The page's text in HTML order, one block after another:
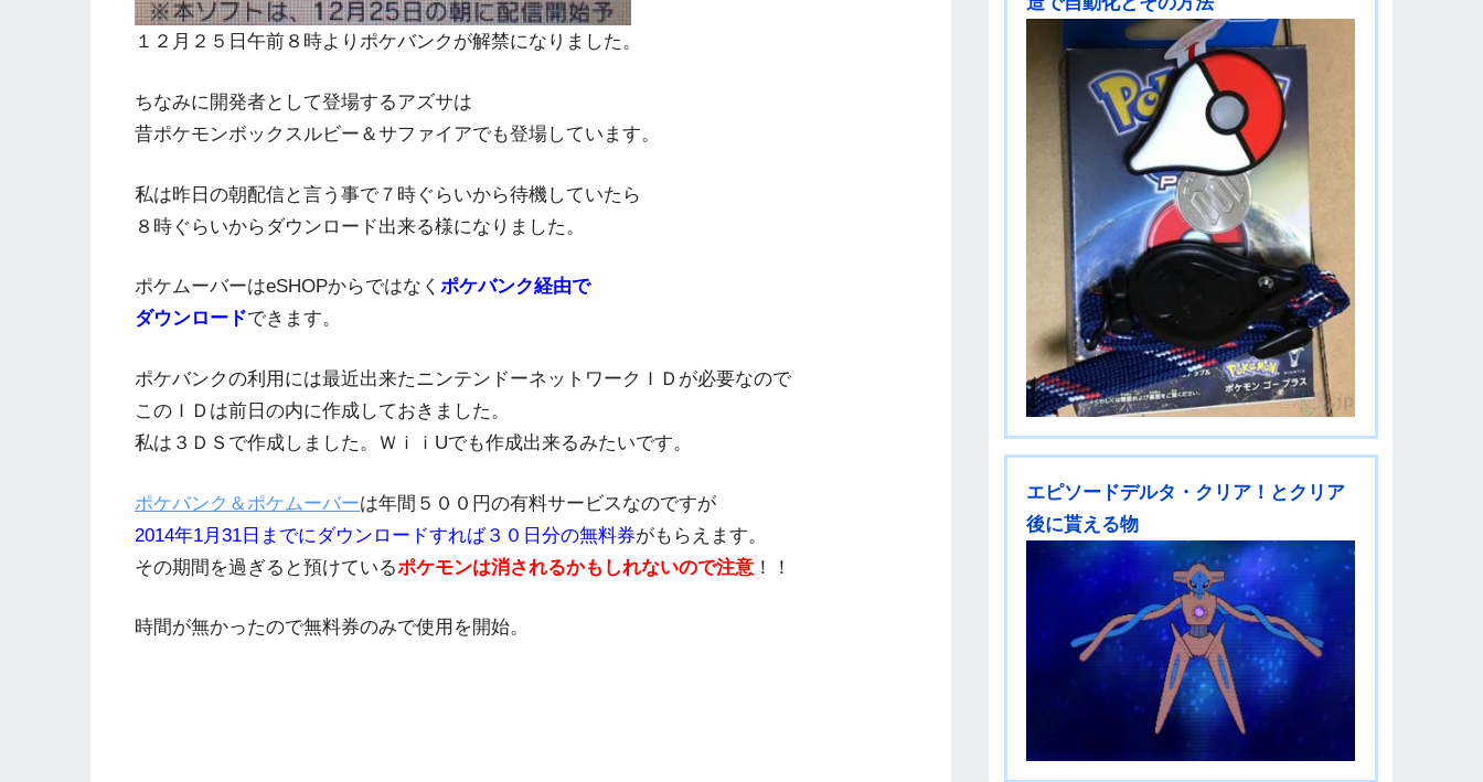
１２月２５日午前８時よりポケバンクが解禁になりました。
ちなみに開発者として登場するアズサは
昔ポケモンボックスルビー＆サファイアでも登場しています。
私は昨日の朝配信と言う事で７時ぐらいから待機していたら
８時ぐらいからダウンロード出来る様になりました。
ポケムーバーはeSHOPからではなく ポケバンク経由で
ダウンロードできます。
ポケバンクの利用には最近出来たニンテンドーネットワークＩＤが必要なので
このＩＤは前日の内に作成しておきました。
私は３ＤＳで作成しました。ＷｉｉUでも作成出来るみたいです。
ポケバンク＆ポケムーバーは年間５００円の有料サービスなのですが
2014年1月31日までにダウンロードすれば３０日分の無料券がもらえます。
その期間を過ぎると預けているポケモンは消されるかもしれないので注意 ！！
時間が無かったので無料券のみで使用を開始。
エピソードデルタ・クリア！とクリア
後に貰える物